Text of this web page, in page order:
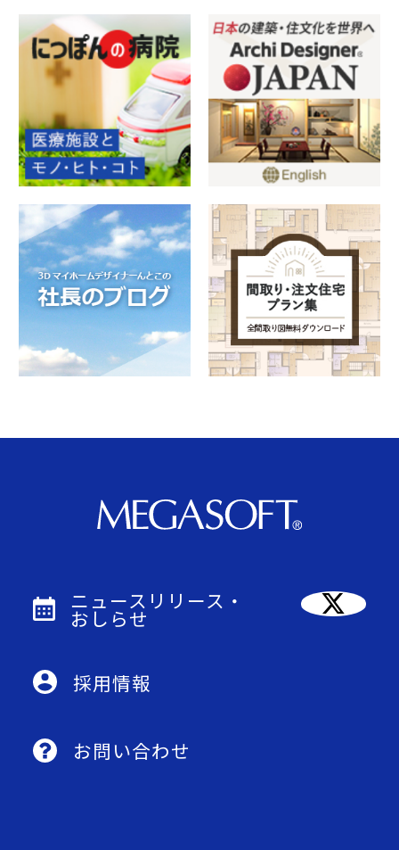
ニュースリリース・
おしらせ
採用情報
お問い合わせ